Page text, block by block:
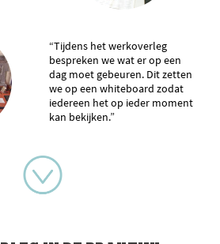
“Tijdens het werkoverleg
bespreken we wat er op een
dag moet gebeuren. Dit zetten
we op een whiteboard zodat
iedereen het op ieder moment
kan bekijken.”